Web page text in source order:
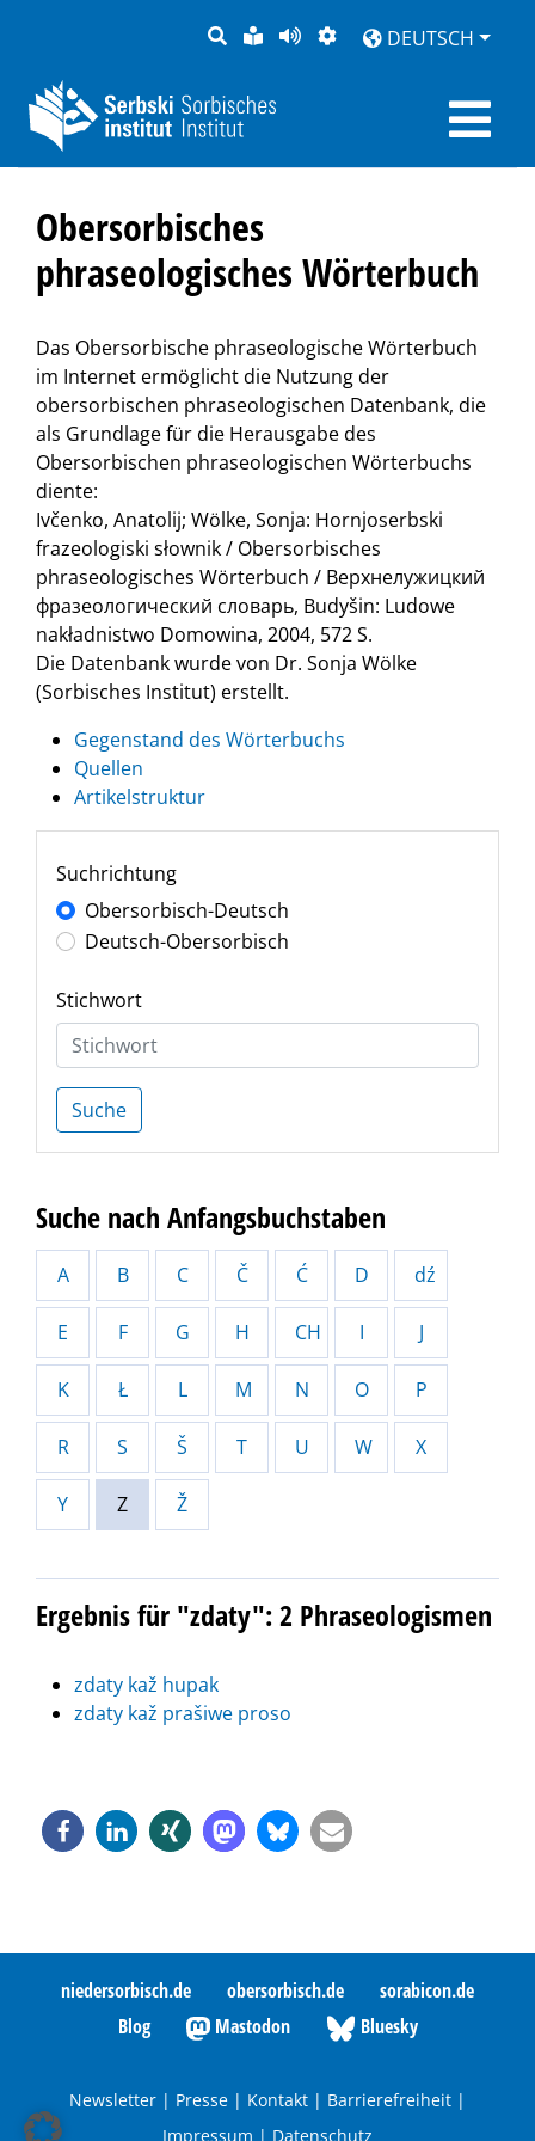
SUCHELEICHTE
SPRACHE
SEITEDARSTELLUNG
DEUTSCH
Obersorbisches
phraseologisches Wörterbuch
Das Obersorbische phraseologische Wörterbuch
im Internet ermöglicht die Nutzung der
obersorbischen phraseologischen Datenbank, die
als Grundlage für die Herausgabe des
Obersorbischen phraseologischen Wörterbuchs
diente:
Ivčenko, Anatolij; Wölke, Sonja: Hornjoserbski
frazeologiski słownik / Obersorbisches
phraseologisches Wörterbuch / Верхнелужицкий
фразеологический словарь, Budyšin: Ludowe
nakładnistwo Domowina, 2004, 572 S.
Die Datenbank wurde von Dr. Sonja Wölke
(Sorbisches Institut) erstellt.
Gegenstand des Wörterbuchs
Quellen
Artikelstruktur
Suchrichtung
Obersorbisch-Deutsch
Deutsch-Obersorbisch
Stichwort
Suche
Suche nach Anfangsbuchstaben
A B C Č Ć D dź
E F G H CH I J
K Ł L M N O P
R S Š T U W X
Y Z Ž
Ergebnis für "zdaty": 2 Phraseologismen
zdaty kaž hupak
zdaty kaž prašiwe proso
niedersorbisch.de obersorbisch.de
sorabicon.de
Blog
Mastodon Bluesky
Newsletter | Presse | Kontakt | Barrierefreiheit |
Impressum | Datenschutz